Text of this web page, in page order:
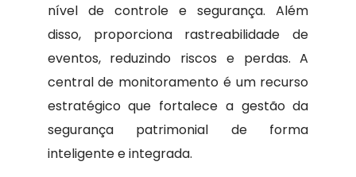
nível de controle e segurança. Além
disso, proporciona rastreabilidade de
eventos, reduzindo riscos e perdas. A
central de monitoramento é um recurso
estratégico que fortalece a gestão da
segurança patrimonial de forma
inteligente e integrada.